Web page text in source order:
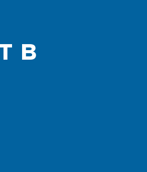
в